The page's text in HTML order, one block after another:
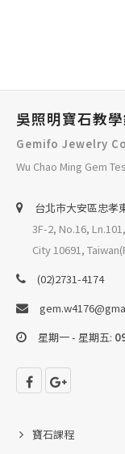
吳照明寶石教
Gemifo Jewelry
Wu Chao Ming Gem
台北巿大安區忠孝
3F-2, No.16,
City 10691,
(02)2731-4174
星期一 - 星期五:
寶石課程